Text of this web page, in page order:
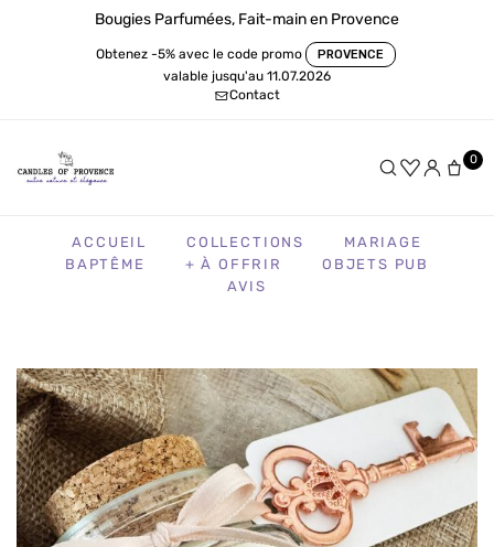
Bougies Parfumées, Fait-main en Provence
Obtenez -5% avec le code promo PROVENCE
valable jusqu'au 11.07.2026
Contact
0
ACCUEIL COLLECTIONS
MARIAGE
BAPTÊME
+ À OFFRIR
OBJETS PUB
AVIS